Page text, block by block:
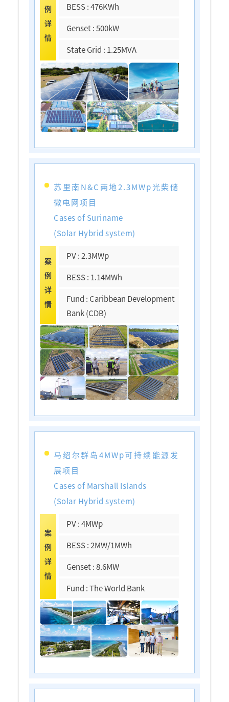
例
详
情
BESS : 476KWh
Genset : 500kW
State Grid : 1.25MVA
苏里南N&C两地2.3MWp光柴储
微电网项目
Cases of Suriname
(Solar Hybrid system)
案
例
详
情
PV : 2.3MWp
BESS : 1.14MWh
Fund : Caribbean Development
Bank (CDB)
马绍尔群岛4MWp可持续能源发
展项目
Cases of Marshall Islands
(Solar Hybrid system)
案
例
详
情
PV : 4MWp
BESS : 2MW/1MWh
Genset : 8.6MW
Fund : The World Bank